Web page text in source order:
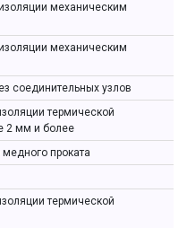
механическим
механическим
соединительных узлов
термической
2 мм и более
проката
термической